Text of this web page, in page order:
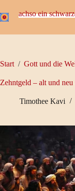
Inhalt
springen
achso ein
Start / Gott und die
Zehntgeld – alt und neu
Timothee Kavi